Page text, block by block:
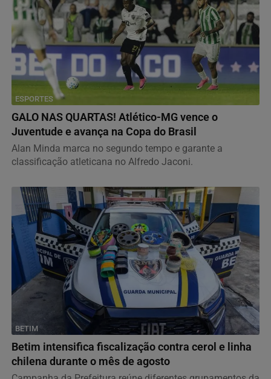
ESPORTES
GALO NAS QUARTAS! Atlético-MG vence o
Juventude e avança na Copa do Brasil
Alan Minda marca no segundo tempo e garante a
classificação atleticana no Alfredo Jaconi.
BETIM
Betim intensifica fiscalização contra cerol e linha
chilena durante o mês de agosto